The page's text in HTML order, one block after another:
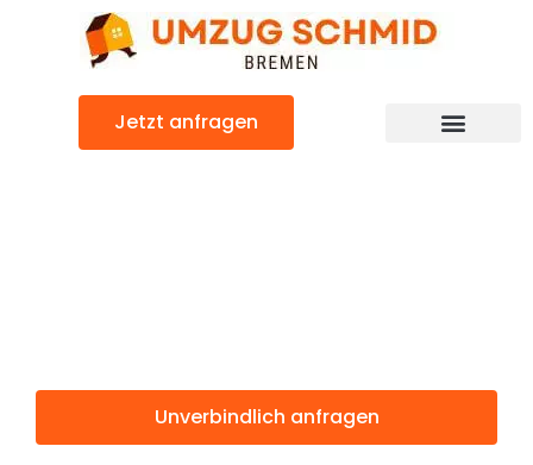
Jetzt anfragen
Unverbindlich anfragen